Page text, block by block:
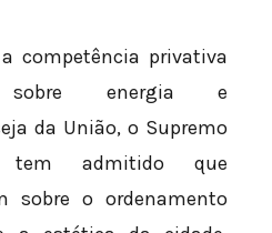
competência privativa
energia e
da União, o Supremo
tem admitido que
sobre o ordenamento